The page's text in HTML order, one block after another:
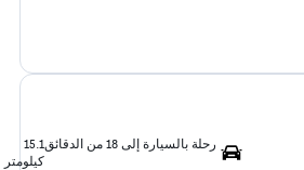
رحلة بالسيارة إلى 18 من الدقائق
15.1
كيلومتر